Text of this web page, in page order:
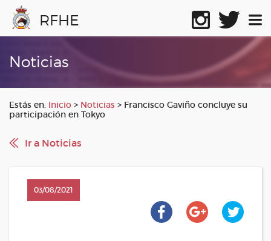
RFHE
Noticias
Estás en: Inicio > Noticias > Francisco Gaviño concluye su
participación en Tokyo
Ir a Noticias
03/08/2021